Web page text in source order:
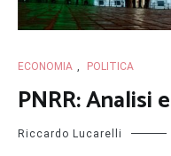
ECONOMIA , POLITICA
PNRR: Analisi
Riccardo Lucarelli